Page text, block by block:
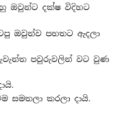
ඔවුන්ට දක්ෂ විදිහට
ඔවුන්ව පහතට ඇදලා
පවුරුවලින් වට වුණ
කරලා දායි.